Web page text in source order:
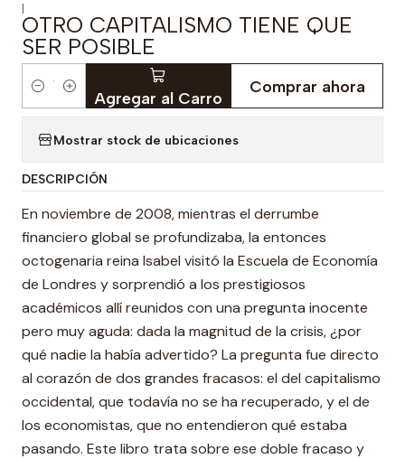
|
OTRO CAPITALISMO TIENE QUE
SER POSIBLE
Cantidad Agregar al Carro
Comprar ahora
Mostrar stock de ubicaciones
DESCRIPCIÓN
En noviembre de 2008, mientras el derrumbe
financiero global se profundizaba, la entonces
octogenaria reina Isabel visitó la Escuela de Economía
de Londres y sorprendió a los prestigiosos
académicos allí reunidos con una pregunta inocente
pero muy aguda: dada la magnitud de la crisis, ¿por
qué nadie la había advertido? La pregunta fue directo
al corazón de dos grandes fracasos: el del capitalismo
occidental, que todavía no se ha recuperado, y el de
los economistas, que no entendieron qué estaba
pasando. Este libro trata sobre ese doble fracaso y